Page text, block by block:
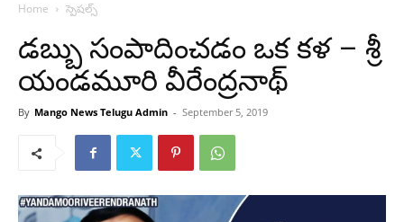
Home స్పెషల్స్
డబ్బు సంపాదించడం ఒక కళ – శ్రీ
యండమూరి వీరేంద్రనాథ్
By Mango News Telugu Admin - September 5, 2019